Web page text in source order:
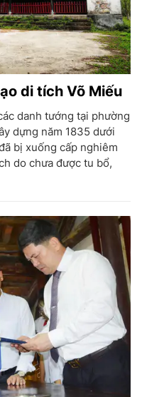
di tích Võ Miếu
danh tướng tại phường
dựng năm 1835 dưới
bị xuống cấp nghiêm
do chưa được tu bổ,